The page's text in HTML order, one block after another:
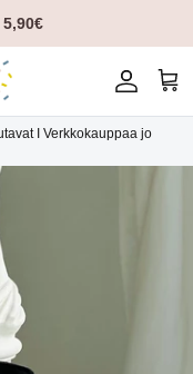
Tili
I Verkkokauppaa jo